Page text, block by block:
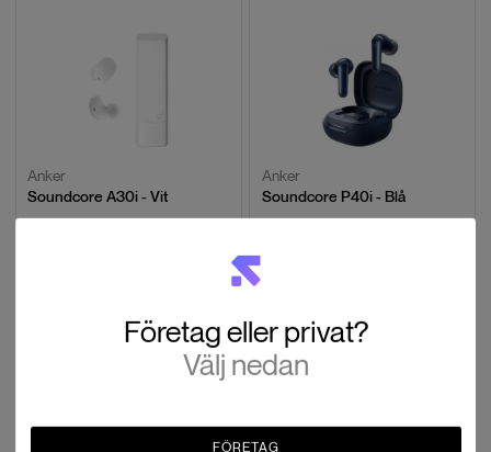
Anker
Soundcore A30i - Vit
Anker
Soundcore P40i - Blå
Företag eller privat?
Välj nedan
FÖRETAG